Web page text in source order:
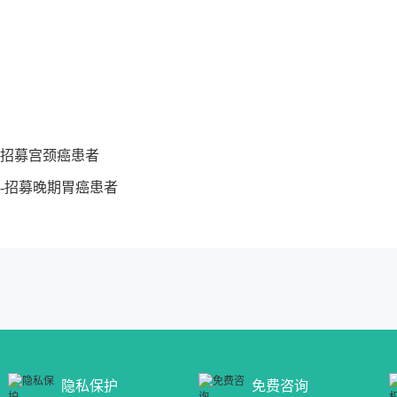
募宫颈癌患者
招募晚期胃癌患者
隐私保护 免费咨询